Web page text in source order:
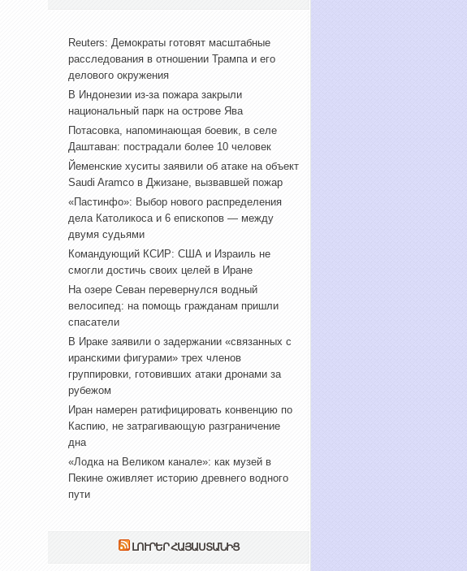
Reuters: Демократы готовят масштабные
расследования в отношении Трампа и его
делового окружения
В Индонезии из-за пожара закрыли
национальный парк на острове Ява
Потасовка, напоминающая боевик, в селе
Даштаван: пострадали более 10 человек
Йеменские хуситы заявили об атаке на объект
Saudi Aramco в Джизане, вызвавшей пожар
«Пастинфо»: Выбор нового распределения
дела Католикоса и 6 епископов — между
двумя судьями
Командующий КСИР: США и Израиль не
смогли достичь своих целей в Иране
На озере Севан перевернулся водный
велосипед: на помощь гражданам пришли
спасатели
В Ираке заявили о задержании «связанных с
иранскими фигурами» трех членов
группировки, готовивших атаки дронами за
рубежом
Иран намерен ратифицировать конвенцию по
Каспию, не затрагивающую разграничение
дна
«Лодка на Великом канале»: как музей в
Пекине оживляет историю древнего водного
пути
ԼՈՒՐԵՐ ՀԱՅԱՍՏԱՆԻՑ